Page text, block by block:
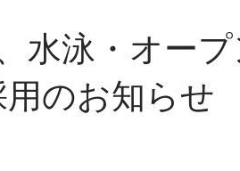
水泳・オー
用のお知らせ